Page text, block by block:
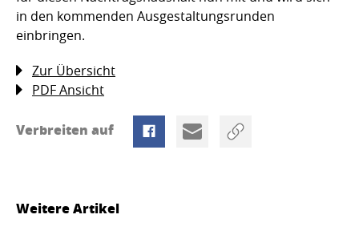
in den kommenden Ausgestaltungsrunden
einbringen.
Zur Übersicht
PDF Ansicht
Verbreiten auf
Weitere Artikel